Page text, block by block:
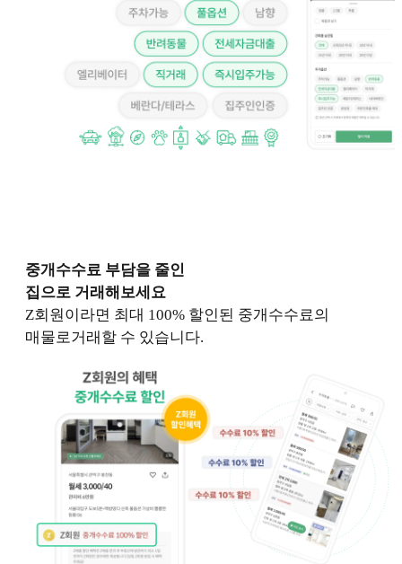
중개수수료 부담을 줄인
집으로 거래해보세요
Z회원이라면 최대 100% 할인된 중개수수료의
매물로거래할 수 있습니다.